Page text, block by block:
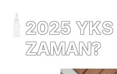
2025 YKS
ZAMAN?